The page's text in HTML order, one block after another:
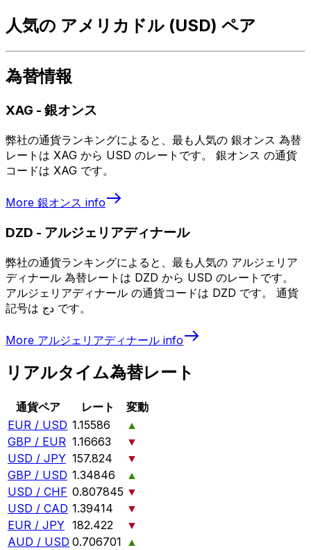
人気の アメリカドル (USD) ペア
為替情報
XAG - 銀オンス
弊社の通貨ランキングによると、最も人気の 銀オンス 為替
レートは XAG から USD のレートです。 銀オンス の通貨
コードは XAG です。
More 銀オンス info
DZD - アルジェリアディナール
弊社の通貨ランキングによると、最も人気の アルジェリア
ディナール 為替レートは DZD から USD のレートです。
アルジェリアディナール の通貨コードは DZD です。 通貨
記号は دج です。
More アルジェリアディナール info
リアルタイム為替レート
通貨ペア レート
変動
EUR / USD 1.15586
▲
GBP / EUR 1.16663
▼
USD / JPY 157.824
▼
GBP / USD 1.34846
▲
USD / CHF 0.807845 ▼
USD / CAD 1.39414
▼
EUR / JPY 182.422
▼
AUD / USD 0.706701 ▲